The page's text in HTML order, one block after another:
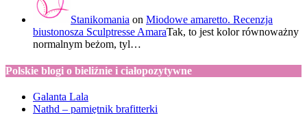
Stanikomania on Miodowe amaretto. Recenzja
biustonosza Sculptresse AmaraTak, to jest kolor równoważny
normalnym beżom, tyl…
Polskie blogi o bieliźnie i ciałopozytywne
Galanta Lala
Nathd – pamiętnik brafitterki